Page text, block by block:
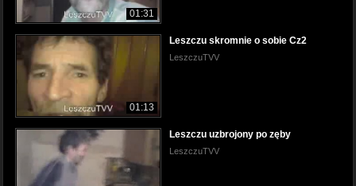
01:31
01:13
Leszczu skromnie o sobie Cz2
LeszczuTVV
Leszczu uzbrojony po zęby
LeszczuTVV